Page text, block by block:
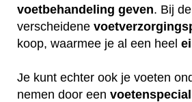
voetbehandeling geven. Bij de
verscheidene
koop, waarmee je al een heel
Je kunt echter ook je voeten
nemen door een